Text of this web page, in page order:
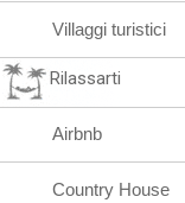
Villaggi turistici
Rilassarti
Airbnb
Country House